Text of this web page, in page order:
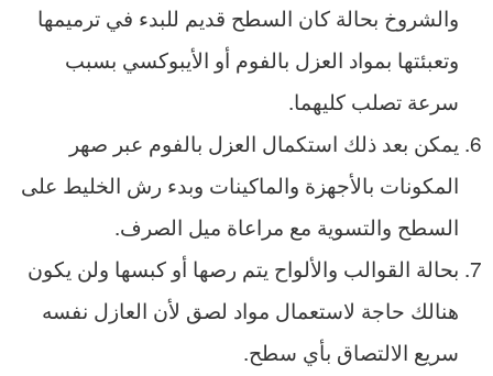
والشروخ بحالة كان السطح قديم للبدء في ترميمها
وتعبئتها بمواد العزل بالفوم أو الأيبوكسي بسبب
سرعة تصلب كليهما.
يمكن بعد ذلك استكمال العزل بالفوم عبر صهر
المكونات بالأجهزة والماكينات وبدء رش الخليط على
السطح والتسوية مع مراعاة ميل الصرف.
بحالة القوالب والألواح يتم رصها أو كبسها ولن يكون
هنالك حاجة لاستعمال مواد لصق لأن العازل نفسه
سريع الالتصاق بأي سطح.